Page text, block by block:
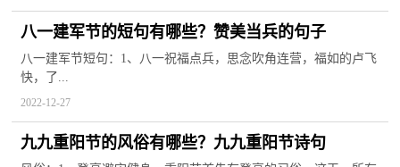
八一建军节的短句有哪些？赞美当兵的句子
八一建军节短句：1、八一祝福点兵，思念吹角连营，福如的卢飞
快，了...
2022-12-27
九九重阳节的风俗有哪些？九九重阳节诗句